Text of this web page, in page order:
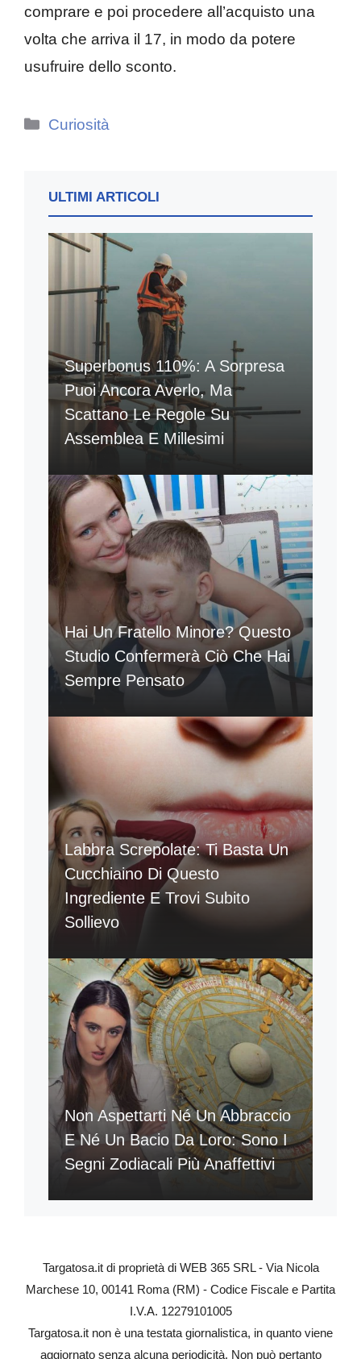
comprare e poi procedere all’acquisto una
volta che arriva il 17, in modo da potere
usufruire dello sconto.
Categorie
Curiosità
ULTIMI ARTICOLI
Superbonus 110%: A Sorpresa
Puoi Ancora Averlo, Ma
Scattano Le Regole Su
Assemblea E Millesimi
Hai Un Fratello Minore? Questo
Studio Confermerà Ciò Che Hai
Sempre Pensato
Labbra Screpolate: Ti Basta Un
Cucchiaino Di Questo
Ingrediente E Trovi Subito
Sollievo
Non Aspettarti Né Un Abbraccio
E Né Un Bacio Da Loro: Sono I
Segni Zodiacali Più Anaffettivi
Targatosa.it di proprietà di WEB 365 SRL - Via Nicola
Marchese 10, 00141 Roma (RM) - Codice Fiscale e Partita
I.V.A. 12279101005
Targatosa.it non è una testata giornalistica, in quanto viene
aggiornato senza alcuna periodicità. Non può pertanto